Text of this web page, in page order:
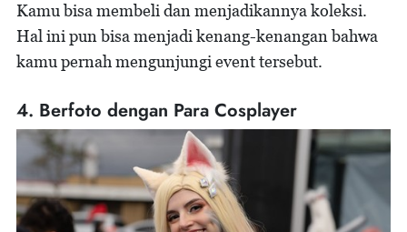
Kamu bisa membeli dan menjadikannya koleksi.
Hal ini pun bisa menjadi kenang-kenangan bahwa
kamu pernah mengunjungi event tersebut.
4. Berfoto dengan Para Cosplayer